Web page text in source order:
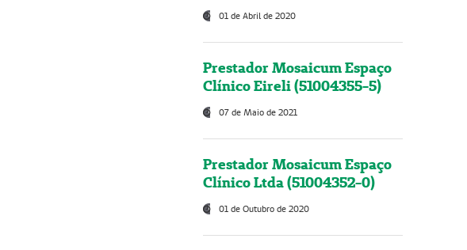
01 de Abril de 2020
Prestador Mosaicum Espaço
Clínico Eireli (51004355-5)
07 de Maio de 2021
Prestador Mosaicum Espaço
Clínico Ltda (51004352-0)
01 de Outubro de 2020